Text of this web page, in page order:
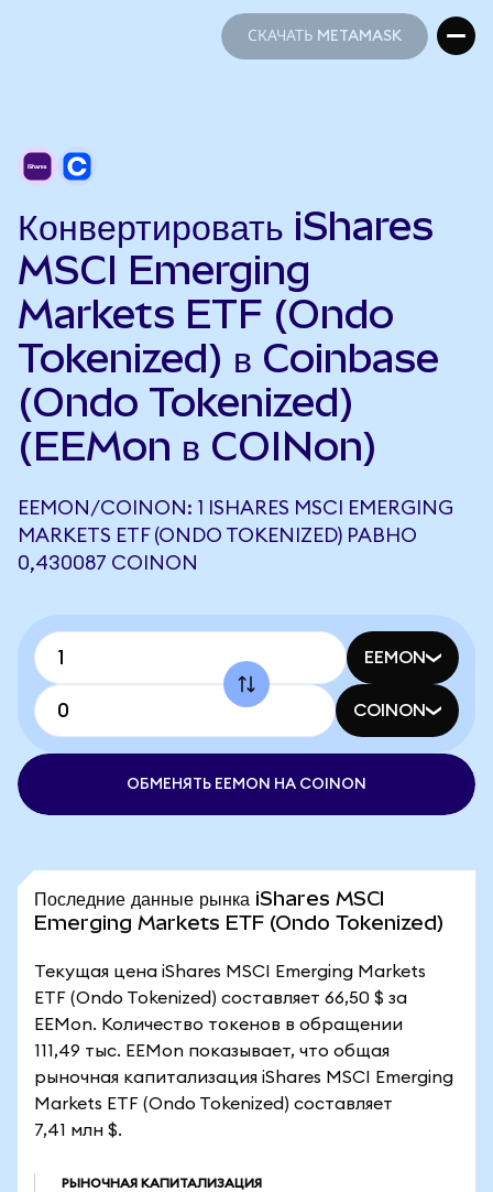
СКАЧАТЬ METAMASK
Конвертировать iShares
MSCI Emerging
Markets ETF (Ondo
Tokenized) в Coinbase
(Ondo Tokenized)
(EEMon в COINon)
EEMON/COINON: 1 ISHARES MSCI EMERGING
MARKETS ETF (ONDO TOKENIZED) РАВНО
0,430087 COINON
EEMON
COINON
ОБМЕНЯТЬ EEMON НА COINON
Последние данные рынка iShares MSCI
Emerging Markets ETF (Ondo Tokenized)
Текущая цена iShares MSCI Emerging Markets
ETF (Ondo Tokenized) составляет 66,50 $ за
EEMon. Количество токенов в обращении
111,49 тыс. EEMon показывает, что общая
рыночная капитализация iShares MSCI Emerging
Markets ETF (Ondo Tokenized) составляет
7,41 млн $.
РЫНОЧНАЯ КАПИТАЛИЗАЦИЯ